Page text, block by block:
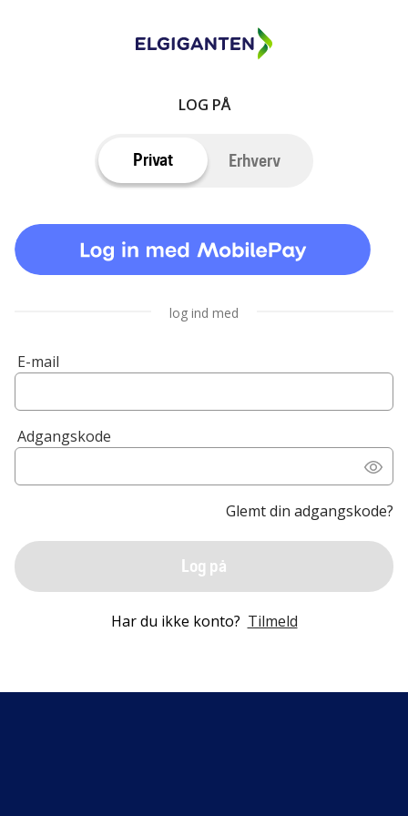
LOG PÅ
Privat Erhverv
log ind med
E-mail
Adgangskode
Glemt din adgangskode?
Log på
Har du ikke konto? Tilmeld